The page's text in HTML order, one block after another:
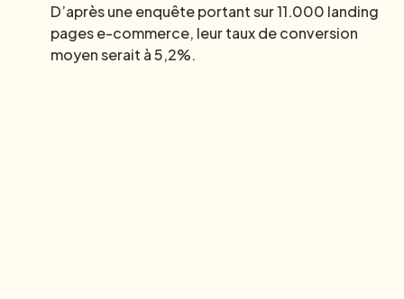
D’après une enquête portant sur 11.000 landing
pages e-commerce, leur taux de conversion
moyen serait à 5,2%.